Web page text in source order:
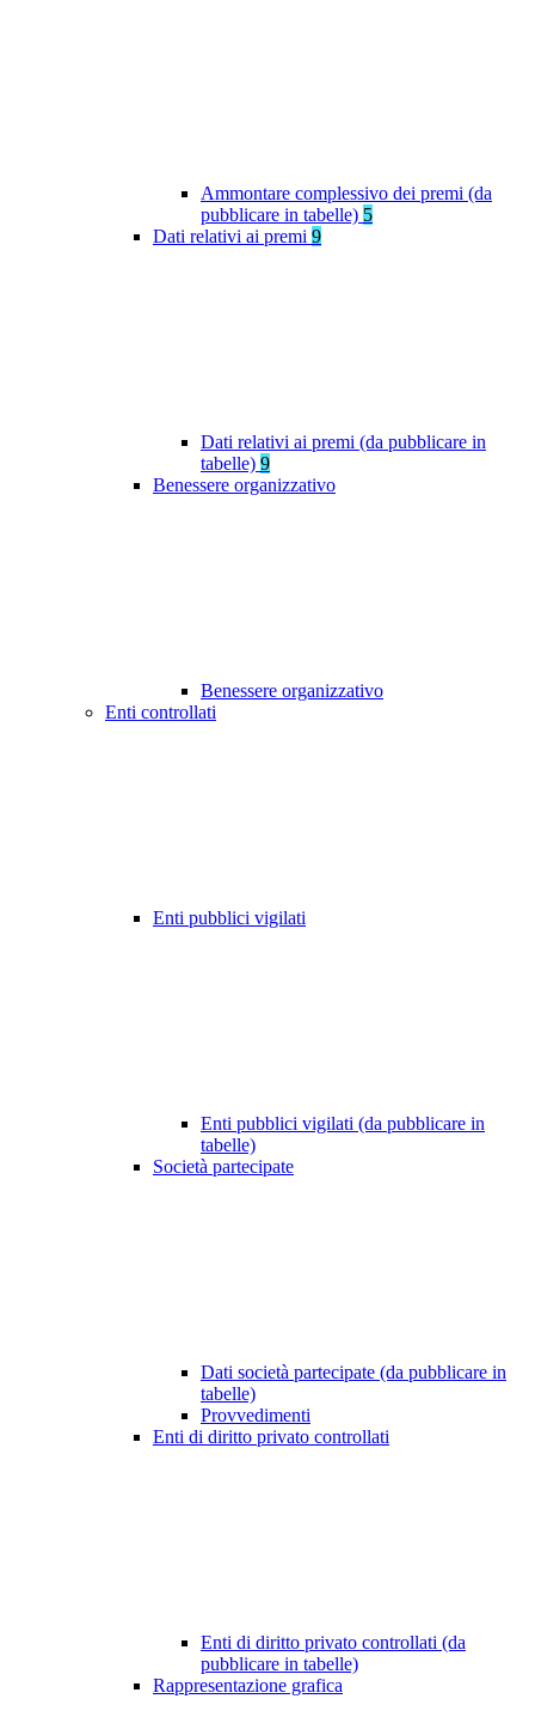
Ammontare complessivo dei premi (da
pubblicare in tabelle) 5
Dati relativi ai premi 9
Dati relativi ai premi (da pubblicare in
tabelle) 9
Benessere organizzativo
Benessere organizzativo
Enti controllati
Enti pubblici vigilati
Enti pubblici vigilati (da pubblicare in
tabelle)
Società partecipate
Dati società partecipate (da pubblicare in
tabelle)
Provvedimenti
Enti di diritto privato controllati
Enti di diritto privato controllati (da
pubblicare in tabelle)
Rappresentazione grafica